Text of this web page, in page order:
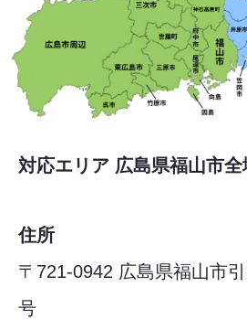
対応エリア 広島県福山市全
住所
〒721-0942 広島県福山市
号